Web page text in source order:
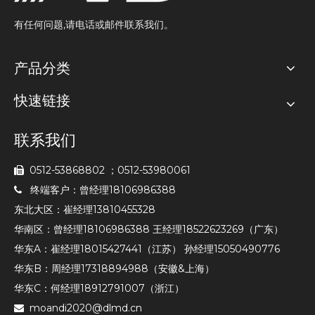
有任何问题,请电话或邮件联系我们。
产品分类
快速链接
联系我们
 0512-53868802 ；0512-53980061

终端客户：曾经理18106986388
东北大区：崔经理13810455328
华南区：曾经理18106986388 王经理18522623269（广东）
华东A：崔经理18015427441（江苏） 孙经理15050490776
华东B：周经理17318894988（安徽&上海）
华东C：何经理18912791007（浙江）
 moandi2020@dlmd.cn